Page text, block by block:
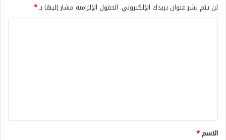
لن يتم نشر عنوان بريدك الإلكتروني. الحقول الإلزامية مشار إليها بـ*
*
الاسم*